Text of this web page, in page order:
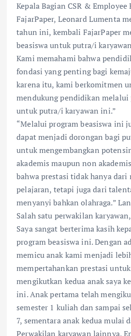
Kepala Bagian CSR & Employee
FajarPaper, Leonard Lumenta
tahun ini, kembali FajarPaper
beasiswa untuk putra/i
Kami memahami bahwa
fondasi yang penting bagi
karena itu, kami berkomitmen
mendukung pendidikan melalui
untuk putra/i karyawan ini.”
“Melalui program beasiswa ini
dapat menjadi dorongan bagi
untuk mengembangkan
akademis maupun non
bahwa prestasi tidak hanya
pelajaran, tetapi juga dari
menyanyi bahkan olahraga.”
Salah satu perwakilan
Saya sangat berterima kasih
program beasiswa ini. Dengan
memicu anak kami menjadi
mempertahankan prestasi untuk
mengikutkan kedua anak saya
ini. Anak pertama telah
semester 1 kuliah dan sampai
7, sementara anak kedua mulai
Perwakilan karyawan lainnya,